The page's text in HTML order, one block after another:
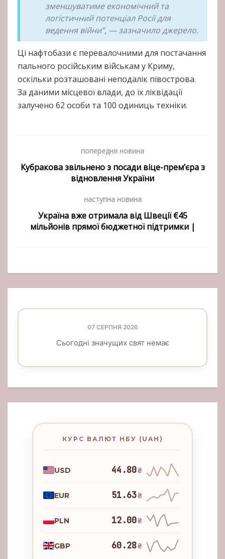
зменшуватиме економічний та
логістичний потенціал Росії для
ведення війни”, — зазначило джерело.
Ці нафтобази є перевалочними для постачання
пального російським військам у Криму,
оскільки розташовані неподалік півострова.
За даними місцевої влади, до їх ліквідації
залучено 62 особи та 100 одиниць техніки.
попередня новина
Кубракова звільнено з посади віце-прем’єра з
відновлення України
наступна новина
Україна вже отримала від Швеції €45
мільйонів прямої бюджетної підтримки |
07 СЕРПНЯ 2026
Сьогодні значущих свят немає
КУРС ВАЛЮТ НБУ (UAH)
USD 44.80₴
EUR 51.63₴
PLN 12.00₴
GBP 60.28₴